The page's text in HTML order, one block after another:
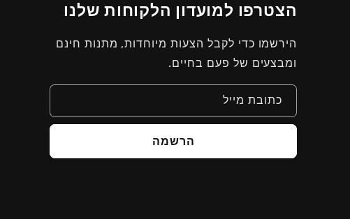
הצטרפו למועדון הלקוחות שלנו
הירשמו כדי לקבל הצעות מיוחדות, מתנות חינם
ומבצעים של פעם בחיים.
כתובת מייל
הרשמה